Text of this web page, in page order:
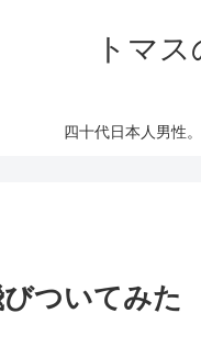
トマ
四十代日本人男性
ついてみた